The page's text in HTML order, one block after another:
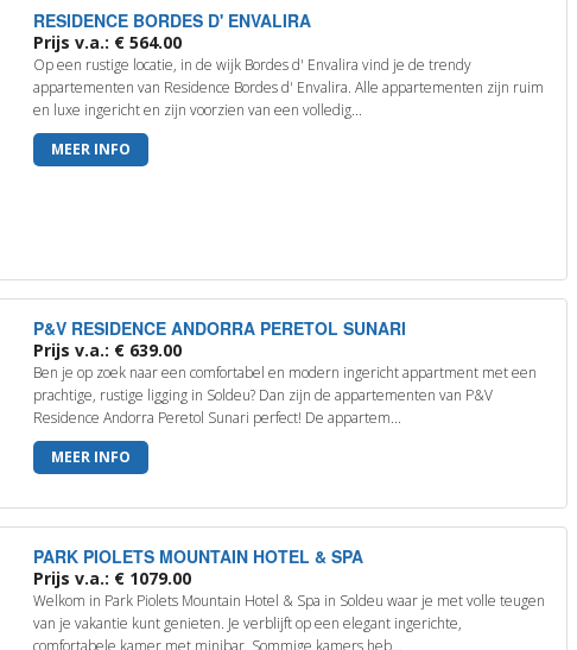
RESIDENCE BORDES D' ENVALIRA
Prijs v.a.: € 564.00
Op een rustige locatie, in de wijk Bordes d' Envalira vind je de trendy
appartementen van Residence Bordes d' Envalira. Alle appartementen zijn ruim
en luxe ingericht en zijn voorzien van een volledig...
MEER INFO
P&V RESIDENCE ANDORRA PERETOL SUNARI
Prijs v.a.: € 639.00
Ben je op zoek naar een comfortabel en modern ingericht appartment met een
prachtige, rustige ligging in Soldeu? Dan zijn de appartementen van P&V
Residence Andorra Peretol Sunari perfect! De appartem...
MEER INFO
PARK PIOLETS MOUNTAIN HOTEL & SPA
Prijs v.a.: € 1079.00
Welkom in Park Piolets Mountain Hotel & Spa in Soldeu waar je met volle teugen
van je vakantie kunt genieten. Je verblijft op een elegant ingerichte,
comfortabele kamer met minibar. Sommige kamers heb...